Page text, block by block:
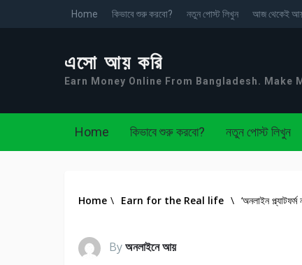
Home কিভাবে শুরু করবো? নতুন পোস্ট লিখুন আজ থেকেই
এসো আয় করি
Earn Money Online From Bangladesh. Make
Home কিভাবে শুরু করবো? নতুন পোস্ট লিখুন
Home \ Earn for the Real life \ ‘অনলাইন
Byঅনলাইনে আয়